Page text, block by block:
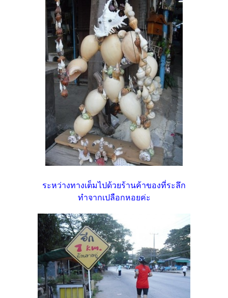
ระหว่างทางเต็มไปด้วยร้านค้าของที่ระลึก
ทำจากเปลือกหอยค่ะ